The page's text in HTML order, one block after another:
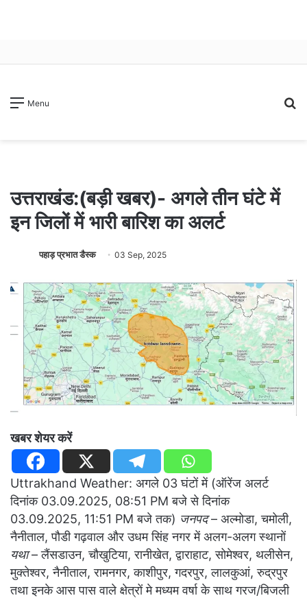
Menu
उत्तराखंड:(बड़ी खबर)- अगले तीन घंटे में
इन जिलों में भारी बारिश का अलर्ट
पहाड़ प्रभात डैस्क 03 Sep, 2025
खबर शेयर करें
Uttrakhand Weather: अगले 03 घंटों में (ऑरेंज अलर्ट
दिनांक 03.09.2025, 08:51 PM बजे से दिनांक
03.09.2025, 11:51 PM बजे तक) जनपद– अल्मोडा, चमोली,
नैनीताल, पौडी गढ़वाल और उधम सिंह नगर में अलग-अलग स्थानों
यथा– लैंसडाउन, चौखुटिया, रानीखेत, द्वाराहाट, सोमेश्वर, थलीसेन,
मुक्तेश्वर, नैनीताल, रामनगर, काशीपुर, गदरपुर, लालकुआं, रुद्रपुर
तथा इनके आस पास वाले क्षेत्रों मे मध्यम वर्षा के साथ गरज/बिजली